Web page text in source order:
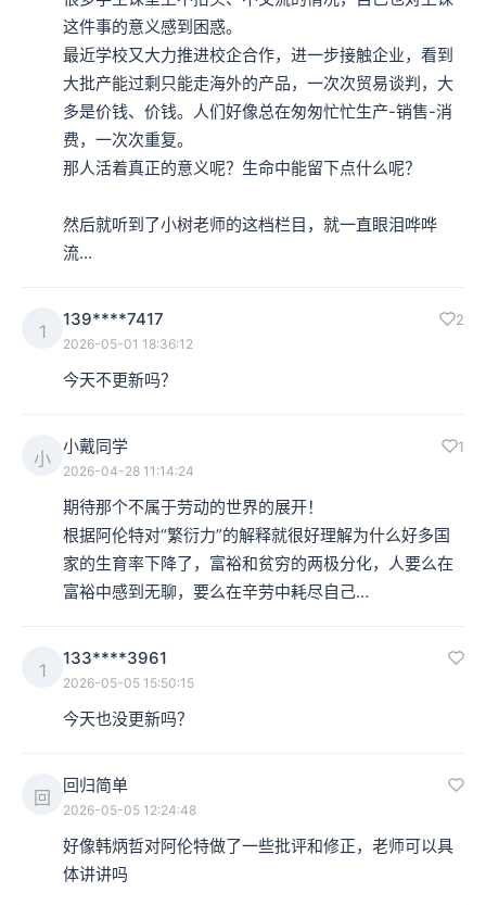
这件事的意义感到困惑。
最近学校又大力推进校企合作，进一步接触企业，看到
大批产能过剩只能走海外的产品，一次次贸易谈判，大
多是价钱、价钱。人们好像总在匆匆忙忙生产-销售-消
费，一次次重复。
那人活着真正的意义呢？生命中能留下点什么呢？
然后就听到了小树老师的这档栏目，就一直眼泪哗哗
流…
1
139****7417 2
2026-05-01 18:36:12
今天不更新吗？
小
小戴同学 1
2026-04-28 11:14:24
期待那个不属于劳动的世界的展开！
根据阿伦特对“繁衍力”的解释就很好理解为什么好多国
家的生育率下降了，富裕和贫穷的两极分化，人要么在
富裕中感到无聊，要么在辛劳中耗尽自己…
1
133****3961
2026-05-05 15:50:15
今天也没更新吗？
回
回归简单
2026-05-05 12:24:48
好像韩炳哲对阿伦特做了一些批评和修正，老师可以具
体讲讲吗